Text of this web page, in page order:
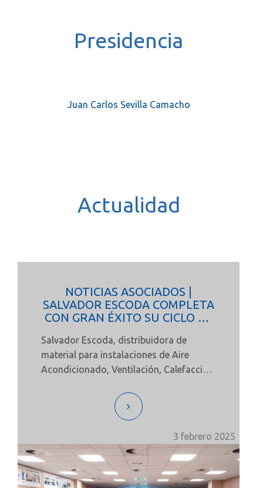
Presidencia
Juan Carlos Sevilla Camacho
Actualidad
3 febrero 2025
NOTICIAS ASOCIADOS |
SALVADOR ESCODA COMPLETA
CON GRAN ÉXITO SU CICLO DE
ESPAÑA
Salvador Escoda, distribuidora de
material para instalaciones de Aire
Acondicionado, Ventilación, Calefacción,
Electricidad, Refrigeración y
Aislamientos, ha culminado con éxito su
los Servicios de Asistencia Técnica (SAT)
de toda España, con la última sesión
celebrada en Levante el pasado 21 de